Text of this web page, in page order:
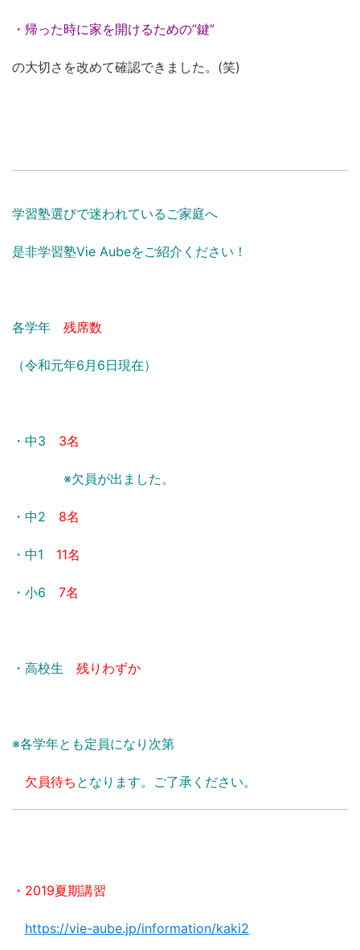
・帰った時に家を開けるための”鍵”
の大切さを改めて確認できました。(笑)
学習塾選びで迷われているご家庭へ
是非学習塾Vie Aubeをご紹介ください！
各学年 残席数
（令和元年6月6日現在）
・中3 3名
※欠員が出ました。
・中2 8名
・中1 11名
・小6 7名
・高校生 残りわずか
※各学年とも定員になり次第
欠員待ち となります。ご了承ください。
・2019夏期講習
https://vie-aube.jp/information/kaki2